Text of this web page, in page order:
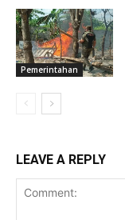
Pemerintahan
LEAVE A REPLY